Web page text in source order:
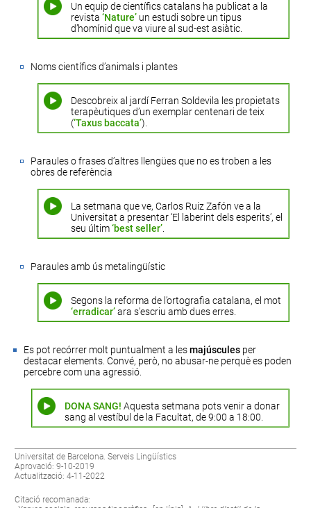
Un equip de científics catalans ha publicat a la
revista‘Nature’ un estudi sobre un tipus
d’homínid que va viure al sud-est asiàtic.
Noms científics d’animals i plantes
Descobreix al jardí Ferran Soldevila les propietats
terapèutiques d’un exemplar centenari de teix
(‘Taxus baccata’).
Paraules o frases d’altres llengües que no es troben a les
obres de referència
La setmana que ve, Carlos Ruiz Zafón ve a la
Universitat a presentar ‘El laberint dels esperits’, el
seu últim‘best seller’
Paraules amb ús metalingüístic
Segons la reforma de l’ortografia catalana, el mot
‘erradicar’ara s’escriu amb dues erres.
Es pot recórrer molt puntualment a lesmajúscules per
destacar elements. Convé, però, no abusar-ne perquè es poden
percebre com una agressió.
DONA SANG! Aquesta setmana pots venir a donar
sang al vestíbul de la Facultat, de 9:00 a 18:00.
Universitat de Barcelona. Serveis Lingüístics
Aprovació: 9-10-2019
Actualització: 4-11-2022
Citació recomanada: